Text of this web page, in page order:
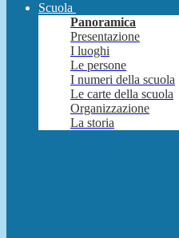
Scuola
Panoramica
Presentazione
I luoghi
Le persone
I numeri della scuola
Le carte della scuola
Organizzazione
La storia